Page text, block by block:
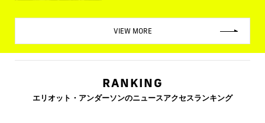
VIEW MORE
RANKING
エリオット・アンダーソンのニュースアクセスランキング